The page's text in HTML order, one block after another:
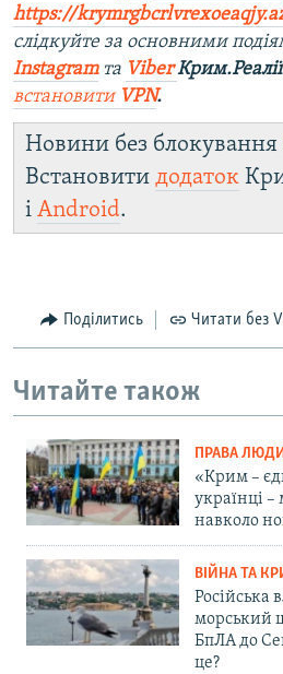
https://
слідкуйте за основними
Instagramта ViberКрим.Реалії
встановити VPN.
Новини без блокування
Встановити додаток
і Android.
Поділитись Читати без
Читайте також
ПРАВА
«Крим –
українці –
навколо
ВІЙНА ТА
Російська
морський
БпЛА до
це?